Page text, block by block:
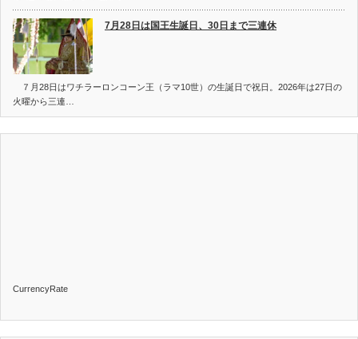
7月28日は国王生誕日、30日まで三連休
７月28日はワチラーロンコーン王（ラマ10世）の生誕日で祝日。2026年は27日の
火曜から三連…
CurrencyRate